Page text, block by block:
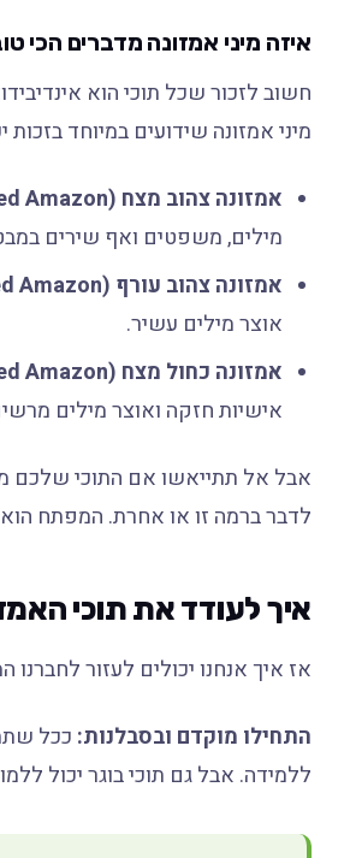
איזה מיני אמזונה מדברים הכי
חשוב לזכור שכל תוכי הוא
מיני אמזונה שידועים במיוחד
אמזונה צהוב מצח (Double Yellow-headed Amazon):
מילים, משפטים ואף שירים
אמזונה צהוב עורף (Yellow-naped Amazon):
אוצר מילים עשיר.
אמזונה כחול מצח (Blue-fronted Amazon):
אישיות חזקה ואוצר מילים
אבל אל תתייאשו אם התוכי שלכם
לדבר ברמה זו או אחרת. המפתח
איך לעודד את תוכי
אז איך אנחנו יכולים לעזור
התחילו מוקדם ובסבלנות: ככל
ללמידה. אבל גם תוכי בוגר יכול